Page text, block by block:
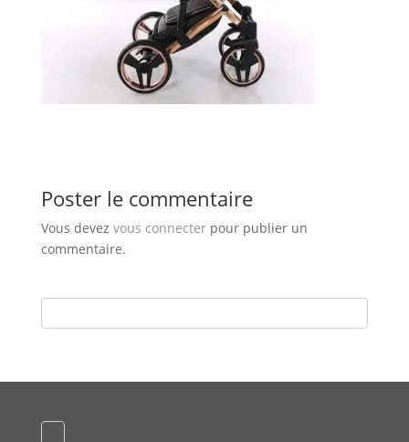
Poster le commentaire
Vous devez vous connecterpour publier un
commentaire.